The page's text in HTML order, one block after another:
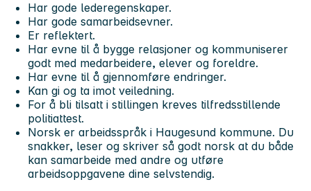
Har gode lederegenskaper.
Har gode samarbeidsevner.
Er reflektert.
Har evne til å bygge relasjoner og kommuniserer
godt med medarbeidere, elever og foreldre.
Har evne til å gjennomføre endringer.
Kan gi og ta imot veiledning.
For å bli tilsatt i stillingen kreves tilfredsstillende
politiattest.
Norsk er arbeidsspråk i Haugesund kommune. Du
snakker, leser og skriver så godt norsk at du både
kan samarbeide med andre og utføre
arbeidsoppgavene dine selvstendig.